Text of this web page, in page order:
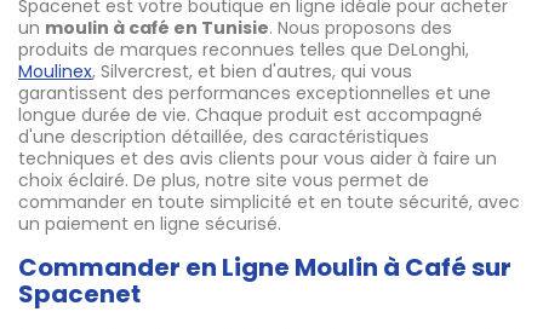
Spacenet est votre boutique en ligne idéale pour acheter
un moulin à café en Tunisie. Nous proposons des
produits de marques reconnues telles que DeLonghi,
Moulinex, Silvercrest, et bien d'autres, qui vous
garantissent des performances exceptionnelles et une
longue durée de vie. Chaque produit est accompagné
d'une description détaillée, des caractéristiques
techniques et des avis clients pour vous aider à faire un
choix éclairé. De plus, notre site vous permet de
commander en toute simplicité et en toute sécurité, avec
un paiement en ligne sécurisé.
Commander en Ligne Moulin à Café sur
Spacenet